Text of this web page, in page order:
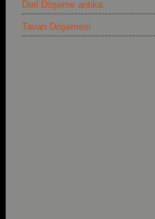
Deri Döşeme antika
Tavan Döşemesi